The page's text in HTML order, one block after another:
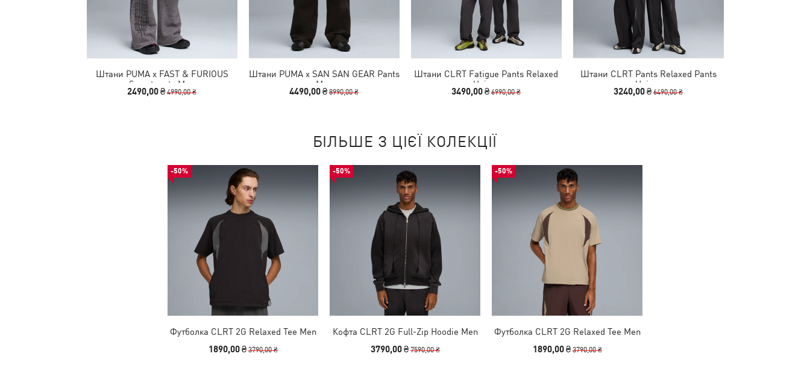
Штани PUMA x FAST & FURIOUS
Sweatpants Men
2490,00 ₴4990,00 ₴
Штани PUMA x SAN SAN GEAR Pants
Men
4490,00 ₴8990,00 ₴
Штани CLRT Fatigue Pants Relaxed
Unisex
3490,00 ₴6990,00 ₴
Штани CLRT Pants Relaxed Pants
Unisex
3240,00 ₴6490,00 ₴
БІЛЬШЕ З ЦІЄЇ КОЛЕКЦІЇ
-50%
Футболка CLRT 2G Relaxed Tee Men
1890,00 ₴3790,00 ₴
-50%
Кофта CLRT 2G Full-Zip Hoodie Men
3790,00 ₴7590,00 ₴
-50%
Футболка CLRT 2G Relaxed Tee Men
1890,00 ₴3790,00 ₴